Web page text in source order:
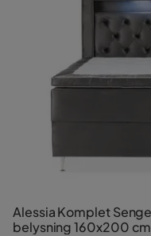
Alessia Komplet
belysning 160x200 cm